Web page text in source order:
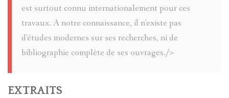
est surtout connu internationalement pour ces
travaux. A notre connaissance, il n'existe pas
d'études modernes sur ses recherches, ni de
bibliographie complète de ses ouvrages./>
EXTRAITS